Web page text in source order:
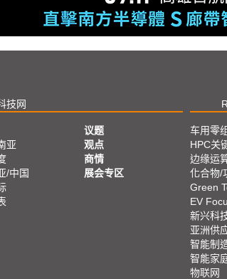
技网
亚
/中国
议题
观点
商情
展会专区
车用零
HPC关
边缘运
化合物/
Green
EV
新兴科
亚洲供
智能制
智能家
物联网